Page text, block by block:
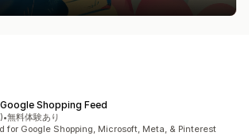
Shopping Feed
：4352件
•無料体験あり
for Google Shopping, Microsoft, Meta, & Pinterest